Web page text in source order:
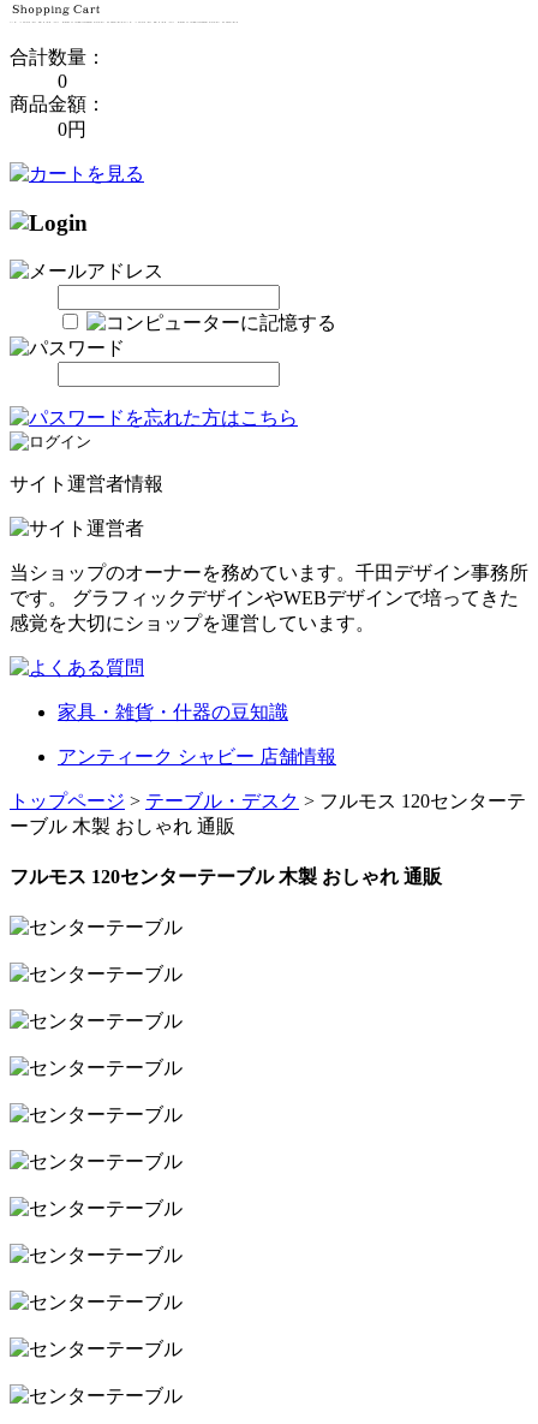
合計数量：
0
商品金額：
0円
サイト運営者情報
当ショップのオーナーを務めています。千田デザイン事務所
です。 グラフィックデザインやWEBデザインで培ってきた
感覚を大切にショップを運営しています。
家具・雑貨・什器の豆知識
アンティーク シャビー 店舗情報
トップページ > テーブル・デスク > フルモス 120センターテ
ーブル 木製 おしゃれ 通販
フルモス 120センターテーブル 木製 おしゃれ 通販